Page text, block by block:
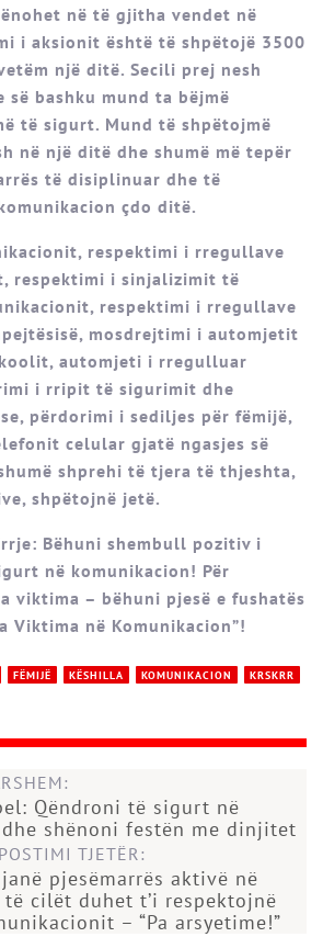
në të gjitha vendet në
i aksionit është të shpëtojë 3500
një ditë. Secili prej nesh
bashku mund ta bëjmë
të sigurt. Mund të shpëtojmë
në një ditë dhe shumë më tepër
të disiplinuar dhe të
çdo ditë.
respektimi i rregullave
respektimi i sinjalizimit të
respektimi i rregullave
mosdrejtimi i automjetit
automjeti i rregulluar
i rripit të sigurimit dhe
përdorimi i sediljes për fëmijë,
celular gjatë ngasjes së
shprehi të tjera të thjeshta,
shpëtojnë jetë.
Bëhuni shembull pozitiv i
në komunikacion! Për
viktima – bëhuni pjesë e fushatës
Viktima në Komunikacion”!
FËMIJË KËSHILLA KOMUNIKACION
KRSKRR
Qëndroni të sigurt në
shënoni festën me dinjitet
POSTIMI TJETËR:
pjesëmarrës aktivë në
cilët duhet t’i respektojnë
– “Pa arsyetime!”